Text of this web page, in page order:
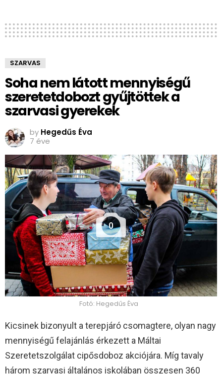
SZARVAS
Soha nem látott mennyiségű
szeretetdobozt gyűjtöttek a
szarvasi gyerekek
by Hegedűs Éva
7 éve
0
Fotó: Hegedűs Éva
Kicsinek bizonyult a terepjáró csomagtere, olyan nagy
mennyiségű felajánlás érkezett a Máltai
Szeretetszolgálat cipősdoboz akciójára. Míg tavaly
három szarvasi általános iskolában összesen 360